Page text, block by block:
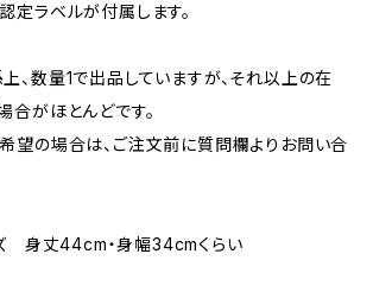
定ラベルが付属します。
、数量1で出品していますが、それ以上の在
合がほとんどです。
望の場合は、ご注文前に質問欄よりお問い合
身丈44cm・身幅34cmくらい